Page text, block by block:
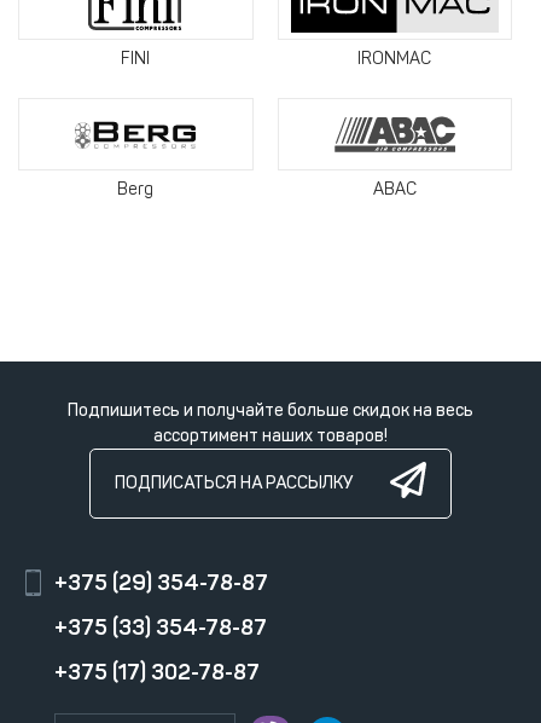
FINI IRONMAC
Berg ABAC
Подпишитесь и получайте больше скидок на весь
ассортимент наших товаров!
ПОДПИСАТЬСЯ НА РАССЫЛКУ
+375 (29) 354-78-87
+375 (33) 354-78-87
+375 (17) 302-78-87